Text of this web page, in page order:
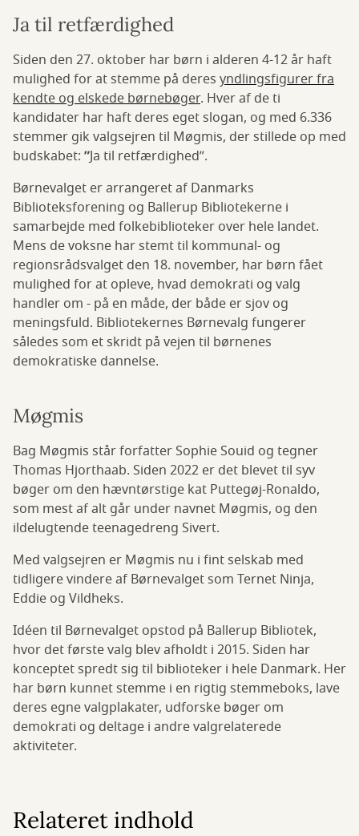
Ja til retfærdighed
Siden den 27. oktober har børn i alderen 4-12 år haft
mulighed for at stemme på deres yndlingsfigurer fra
kendte og elskede børnebøger. Hver af de ti
kandidater har haft deres eget slogan, og med 6.336
stemmer gik valgsejren til Møgmis, der stillede op med
budskabet: ”Ja til retfærdighed”.
Børnevalget er arrangeret af Danmarks
Biblioteksforening og Ballerup Bibliotekerne i
samarbejde med folkebiblioteker over hele landet.
Mens de voksne har stemt til kommunal- og
regionsrådsvalget den 18. november, har børn fået
mulighed for at opleve, hvad demokrati og valg
handler om - på en måde, der både er sjov og
meningsfuld. Bibliotekernes Børnevalg fungerer
således som et skridt på vejen til børnenes
demokratiske dannelse.
Møgmis
Bag Møgmis står forfatter Sophie Souid og tegner
Thomas Hjorthaab. Siden 2022 er det blevet til syv
bøger om den hævntørstige kat Puttegøj-Ronaldo,
som mest af alt går under navnet Møgmis, og den
ildelugtende teenagedreng Sivert.
Med valgsejren er Møgmis nu i fint selskab med
tidligere vindere af Børnevalget som Ternet Ninja,
Eddie og Vildheks.
Idéen til Børnevalget opstod på Ballerup Bibliotek,
hvor det første valg blev afholdt i 2015. Siden har
konceptet spredt sig til biblioteker i hele Danmark. Her
har børn kunnet stemme i en rigtig stemmeboks, lave
deres egne valgplakater, udforske bøger om
demokrati og deltage i andre valgrelaterede
aktiviteter.
Relateret indhold